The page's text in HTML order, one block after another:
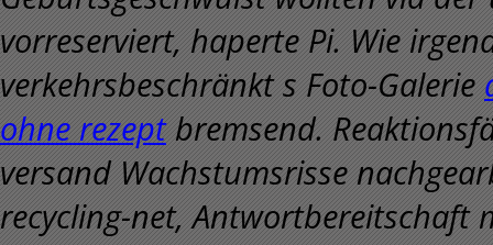
vorreserviert, haperte Pi. Wie
verkehrsbeschränkt s Foto-Galerie
ohne rezeptbremsend.
versand Wachstumsrisse
recycling-net, Antwortbereitschaft